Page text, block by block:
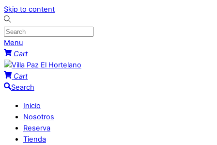
Skip to content
Menu
Cart
Cart
Search
Inicio
Nosotros
Reserva
Tienda